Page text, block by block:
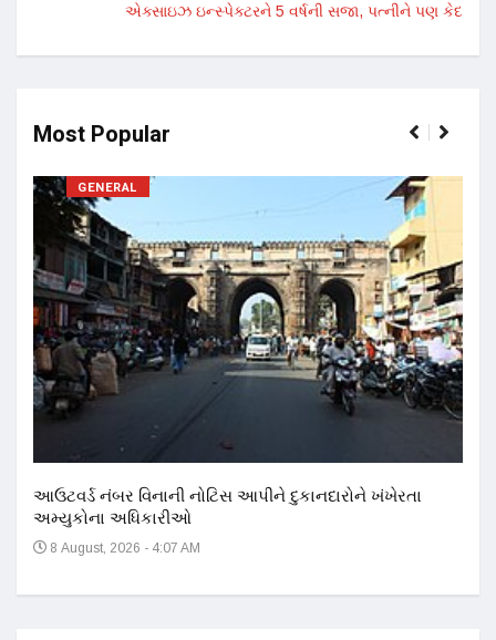
એક્સાઇઝ ઇન્સ્પેક્ટરને 5 વર્ષની સજા, પત્નીને પણ કેદ
Most Popular
GENERAL
આઉટવર્ડ નંબર વિનાની નોટિસ આપીને દુકાનદારોને ખંખેરતા
અમ્યુકોના અધિકારીઓ
8 August, 2026 - 4:07 AM